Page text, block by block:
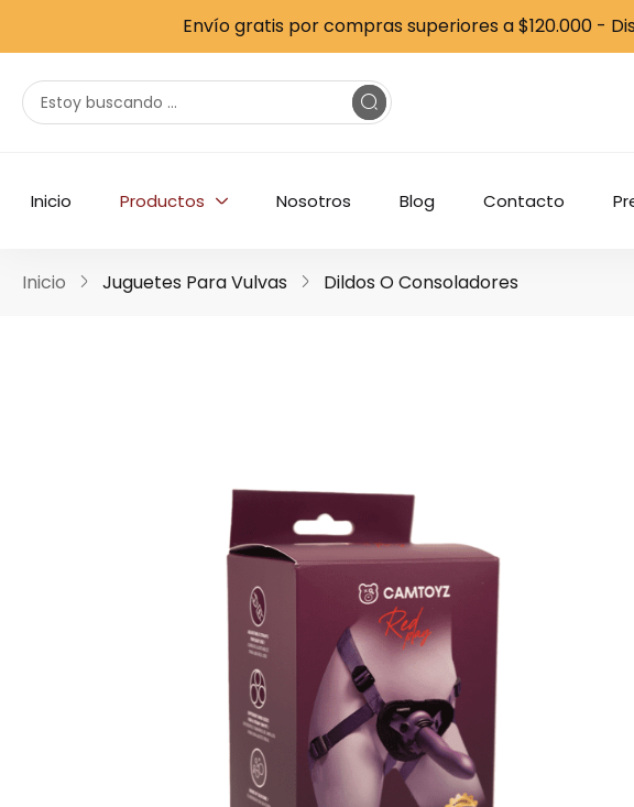
Envío gratis por compras superiores a $120.000 -
Inicio Productos Nosotros Blog Contacto
Inicio Juguetes Para Vulvas Dildos O Consoladores
Arnés Strap-On Tanos Camtoyz